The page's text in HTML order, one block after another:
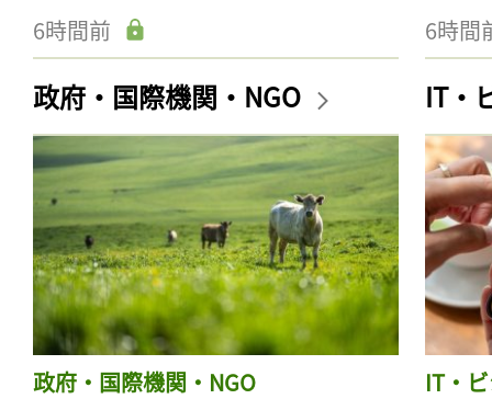
6時間前 6時間
政府・国際機関・NGO
政府・国際機関・NGO
IT・
IT・